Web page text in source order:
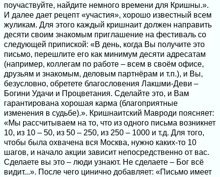
поучаствуйте, найдите немного времени для Кришны.».
И далее дает рецепт «участия», хорошо известный всем
жуликам. Для этого каждый кришнаит должен направить
десяти своим знакомым приглашение на фестиваль со
следующей припиской: «В день, когда Вы получите это
письмо, перешлите его как минимум десяти адресатам
(например, коллегам по работе – всем в своём офисе,
друзьям и знакомым, деловым партнёрам и т.п.), и Вы,
безусловно, обретете благословения Лакшми-Деви –
Богини Удачи и Процветания. Сделайте это, и Вам
гарантирована хорошая карма (благоприятные
изменения в судьбе).». Кришнаитский Мавроди поясняет:
«Мы рассчитываем на то, что из одного письма возникнет
10, из 10 – 50, из 50 – 250, из 250 – 1000 и т.д. Для того,
чтобы была охвачена вся Москва, нужно каких-то 10
шагов, и начало акции зависит непосредственно от вас.
Сделаете вы это – люди узнают. Не сделаете – Бог всё
видит...». После чего цинично добавляет: «Письмо имеет